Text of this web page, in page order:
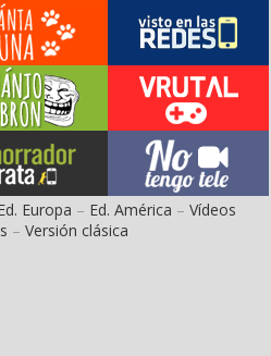
Europa – Ed. América – Vídeos
– Versión clásica